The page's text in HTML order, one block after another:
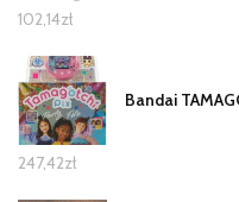
102,14zł
Bandai
247,42zł